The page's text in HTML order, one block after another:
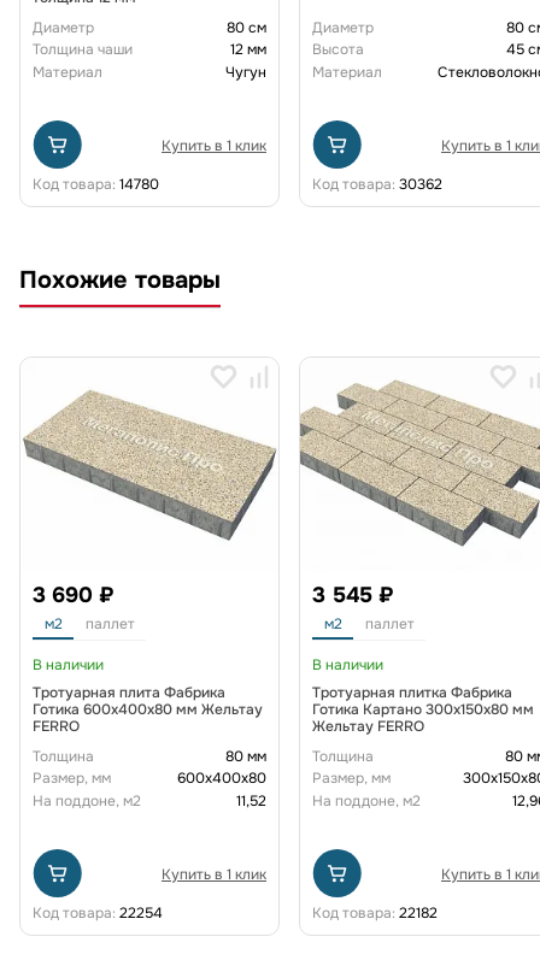
Диаметр
80 см
Толщина чаши
12 мм
Материал
Чугун
Купить в 1 клик
Код товара: 14780
Диаметр
80
Высота
45
Материал
Купить в 1
Код товара: 30362
Похожие товары
3 690 ₽
м2 паллет
В наличии
Тротуарная плита Фабрика
Готика 600х400х80 мм Жельтау
FERRO
Толщина
80 мм
Размер, мм
600х400х80
На поддоне, м2
11,52
Купить в 1 клик
Код товара: 22254
3 545 ₽
м2 паллет
В наличии
Тротуарная плитка Фабрика
Готика Картано 300х150х80 мм
Жельтау FERRO
Толщина
80
Размер, мм
На поддоне, м2
Купить в 1
Код товара: 22182